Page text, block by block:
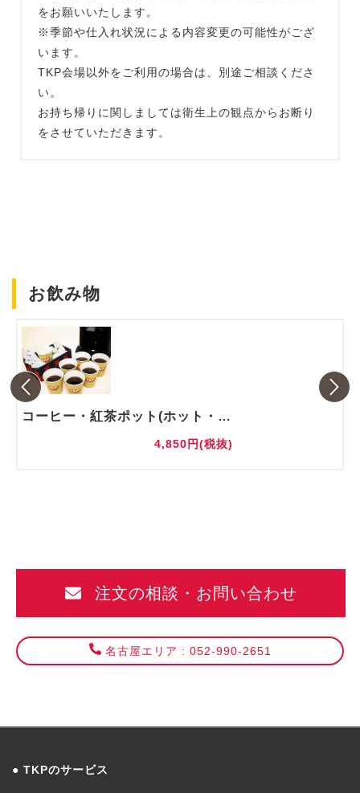
をお願いいたします。
※季節や仕入れ状況による内容変更の可能性がござ
います。
TKP会場以外をご利用の場合は、別途ご相談くださ
い。
お持ち帰りに関しましては衛生上の観点からお断り
をさせていただきます。
お飲み物
コーヒー・紅茶ポット(ホット・アイス)
4,850円(税抜)
注文の相談・お問い合わせ
名古屋エリア : 052-990-2651
TKPのサービス